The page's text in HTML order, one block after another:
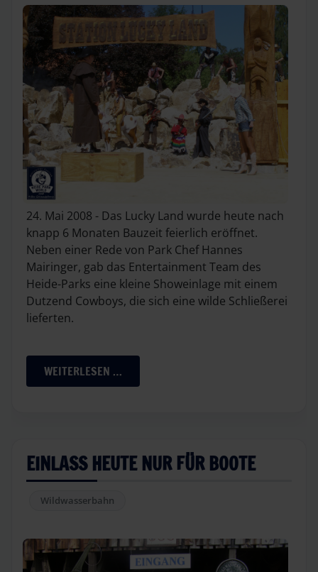
24. Mai 2008 - Das Lucky Land wurde heute nach
knapp 6 Monaten Bauzeit feierlich eröffnet.
Neben einer Rede von Park Chef Hannes
Mairinger, gab das Entertainment Team des
Heide-Parks eine kleine Showeinlage mit einem
Dutzend Cowboys, die sich eine wilde Schließerei
lieferten.
WEITERLESEN …
EINLASS HEUTE NUR FÜR BOOTE
Wildwasserbahn